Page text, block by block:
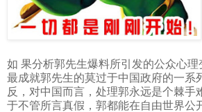
如 果分析郭先生爆料所引发的公众心理
最成就郭先生的莫过于中国政府的一系
反，对中国而言，处理郭永远是个棘手
于不管所言真假，郭都能在自由世界公